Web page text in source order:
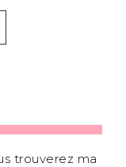
trouverez ma